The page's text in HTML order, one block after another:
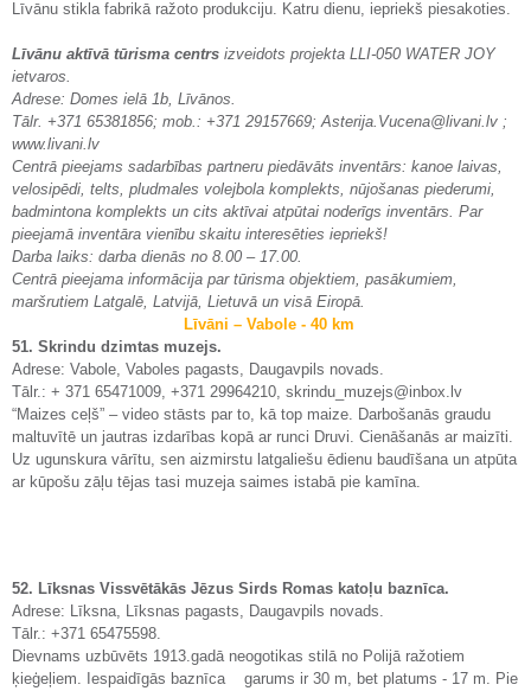
Līvānu stikla fabrikā ražoto produkciju. Katru dienu, iepriekš piesakoties.
Līvānu aktīvā tūrisma centrs izveidots projekta LLI-050 WATER JOY
ietvaros.
Adrese: Domes ielā 1b, Līvānos.
Tālr. +371 65381856; mob.: +371 29157669; Asterija.Vucena@livani.lv ;
www.livani.lv
Centrā pieejams sadarbības partneru piedāvāts inventārs: kanoe laivas,
velosipēdi, telts, pludmales volejbola komplekts, nūjošanas piederumi,
badmintona komplekts un cits aktīvai atpūtai noderīgs inventārs. Par
pieejamā inventāra vienību skaitu interesēties iepriekš!
Darba laiks: darba dienās no 8.00 – 17.00.
Centrā pieejama informācija par tūrisma objektiem, pasākumiem,
maršrutiem Latgalē, Latvijā, Lietuvā un visā Eiropā.
Līvāni – Vabole - 40 km
51. Skrindu dzimtas muzejs.
Adrese: Vabole, Vaboles pagasts, Daugavpils novads.
Tālr.: + 371 65471009, +371 29964210, skrindu_muzejs@inbox.lv
“Maizes ceļš” – video stāsts par to, kā top maize. Darbošanās graudu
maltuvītē un jautras izdarības kopā ar runci Druvi. Cienāšanās ar maizīti.
Uz ugunskura vārītu, sen aizmirstu latgaliešu ēdienu baudīšana un atpūta
ar kūpošu zāļu tējas tasi muzeja saimes istabā pie kamīna.
52. Līksnas Vissvētākās Jēzus Sirds Romas katoļu baznīca.
Adrese: Līksna, Līksnas pagasts, Daugavpils novads.
Tālr.: +371 65475598.
Dievnams uzbūvēts 1913.gadā neogotikas stilā no Polijā ražotiem
ķieģeļiem. Iespaidīgās baznīca garums ir 30 m, bet platums - 17 m. Pie